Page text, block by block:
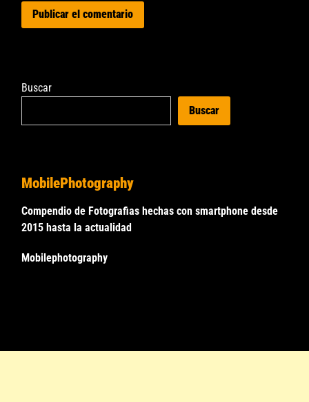
Buscar
Buscar
MobilePhotography
Compendio de Fotografias hechas con smartphone desde
2015 hasta la actualidad
Mobilephotography